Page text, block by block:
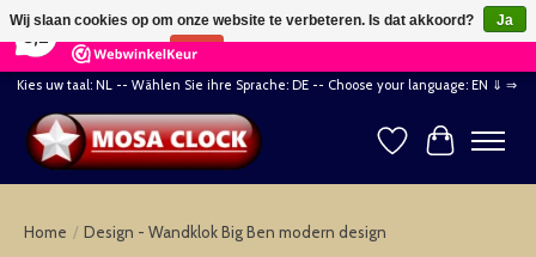
164 Reviews ×
Kies uw taal: NL -- Wählen Sie ihre Sprache: DE -- Choose your language: EN ⇓ ⇒
Verlanglijst
Home / Design - Wandklok Big Ben modern design
Wij slaan cookies op om onze website te verbeteren. Is dat akkoord?
Ja
Nee